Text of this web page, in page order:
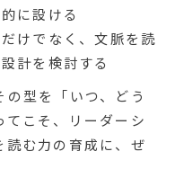
に設ける
けでなく、文脈を読
計を検討する
型を「いつ、どう
こそ、リーダーシ
読む力の育成に、ぜ